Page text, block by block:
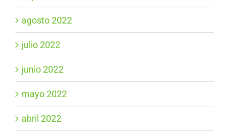
agosto 2022
julio 2022
junio 2022
mayo 2022
abril 2022